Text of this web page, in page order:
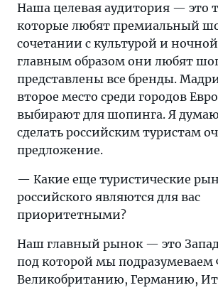
Наша целевая аудитория — это
которые любят премиальный
сочетании с культурой и
главным образом они любят
представлены все бренды.
второе место среди городов
выбирают для шопинга. Я
сделать российским туристам
предложение.
— Какие еще туристические
российского являются для вас
приоритетными?
Наш главный рынок — это
под которой мы
Великобританию, Германию,